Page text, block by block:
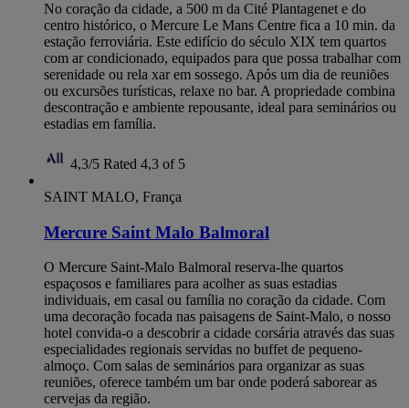
No coração da cidade, a 500 m da Cité Plantagenet e do
centro histórico, o Mercure Le Mans Centre fica a 10 min. da
estação ferroviária. Este edifício do século XIX tem quartos
com ar condicionado, equipados para que possa trabalhar com
serenidade ou rela xar em sossego. Após um dia de reuniões
ou excursões turísticas, relaxe no bar. A propriedade combina
descontração e ambiente repousante, ideal para seminários ou
estadias em família.
4,3/5 Rated 4,3 of 5
SAINT MALO, França
Mercure Saint Malo Balmoral
O Mercure Saint-Malo Balmoral reserva-lhe quartos
espaçosos e familiares para acolher as suas estadias
individuais, em casal ou família no coração da cidade. Com
uma decoração focada nas paisagens de Saint-Malo, o nosso
hotel convida-o a descobrir a cidade corsária através das suas
especialidades regionais servidas no buffet de pequeno-
almoço. Com salas de seminários para organizar as suas
reuniões, oferece também um bar onde poderá saborear as
cervejas da região.